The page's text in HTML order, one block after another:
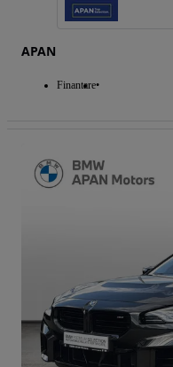
APAN
Finantare